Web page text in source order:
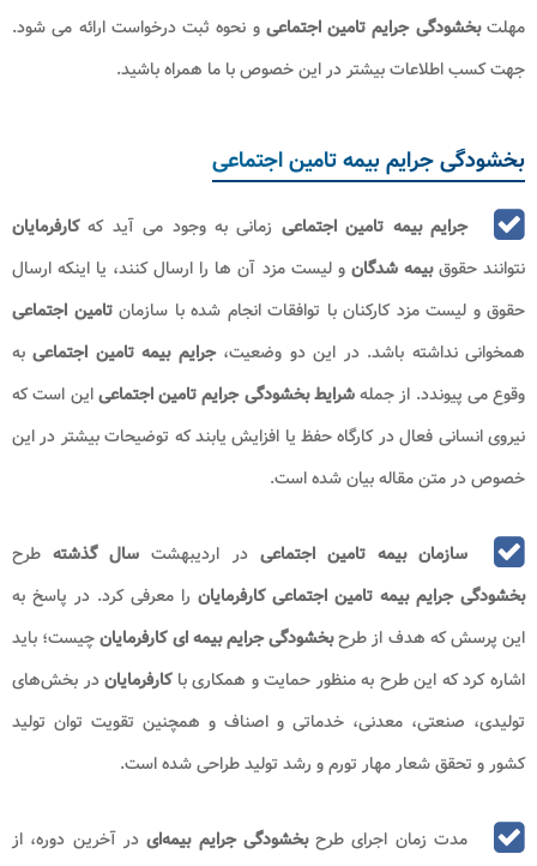
مهلتبخشودگی جرایم تامین اجتماعیو نحوه ثبت درخواست ارائه می شود.
جهت کسب اطلاعات بیشتر در این خصوص با ما همراه باشید.
بخشودگی جرایم بیمه تامین اجتماعی
جرایم بیمه تامین اجتماعی زمانی به وجود می‌ آید کهکارفرمایان
نتوانند حقوقبیمه‌ شدگان و لیست مزد آن‌ ها را ارسال کنند، یا اینکه ارسال
حقوق و لیست مزد کارکنان با توافقات انجام شده با سازمانتامین اجتماعی
همخوانی نداشته باشد. در این دو وضعیت،جرایم بیمه تامین اجتماعیبه
وقوع می‌ پیوندد. از جملهشرایط بخشودگی جرایم تامین اجتماعیاین است که
نیروی انسانی فعال در کارگاه حفظ یا افزایش یابند که توضیحات بیشتر در این
خصوص در متن مقاله بیان شده است.
سازمان بیمه تامین اجتماعی در اردیبهشت سال گذشتهطرح
بخشودگی جرایم بیمه تامین اجتماعی کارفرمایان را معرفی کرد. در پاسخ به
این پرسش که هدف از طرحبخشودگی جرایم بیمه‌ ای کارفرمایانچیست؛ باید
اشاره کرد که این طرح به منظور حمایت و همکاری باکارفرمایاندر بخش‌های
تولیدی، صنعتی، معدنی، خدماتی و اصناف و همچنین تقویت توان تولید
کشور و تحقق شعار مهار تورم و رشد تولید طراحی شده است.
مدت زمان اجرای طرحبخشودگی جرایم بیمه‌ایدر آخرین دوره، از